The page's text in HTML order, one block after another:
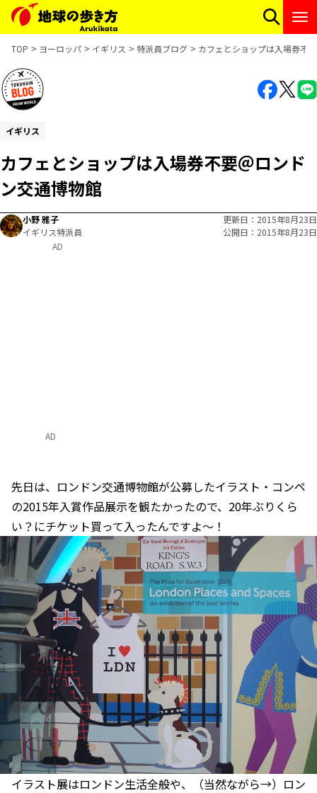
TOP ヨーロッパ イギリス 特派員ブログ カフェとショップは入場券不
イギリス
カフェとショップは入場券不要＠ロンド
ン交通博物館
小野 雅子
イギリス特派員
更新日
2015年8月23日
公開日
2015年8月23日
AD
先日は、ロンドン交通博物館が公募したイラスト・コンペ
の2015年入賞作品展示を観たかったので、20年ぶりくら
い？にチケット買って入ったんですよ～！
イラスト展はロンドン生活全般や、（当然ながら→）ロン
AD